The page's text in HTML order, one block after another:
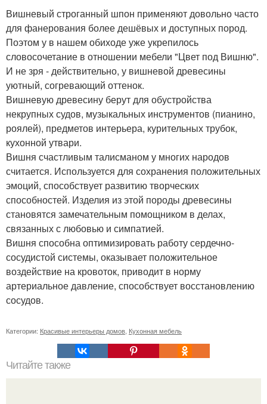
Вишневый строганный шпон применяют довольно часто
для фанерования более дешёвых и доступных пород.
Поэтом у в нашем обиходе уже укрепилось
словосочетание в отношении мебели "Цвет под Вишню".
И не зря - действительно, у вишневой древесины
уютный, согревающий оттенок.
Вишневую древесину берут для обустройства
некрупных судов, музыкальных инструментов (пианино,
роялей), предметов интерьера, курительных трубок,
кухонной утвари.
Вишня счастливым талисманом у многих народов
считается. Используется для сохранения положительных
эмоций, способствует развитию творческих
способностей. Изделия из этой породы древесины
становятся замечательным помощником в делах,
связанных с любовью и симпатией.
Вишня способна оптимизировать работу сердечно-
сосудистой системы, оказывает положительное
воздействие на кровоток, приводит в норму
артериальное давление, способствует восстановлению
сосудов.
Категории: Красивые интерьеры домов Кухонная мебель
Читайте также